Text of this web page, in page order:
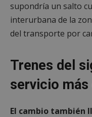
supondría un salto
interurbana de la
del transporte por
Trenes del
servicio
El cambio también
Cookies